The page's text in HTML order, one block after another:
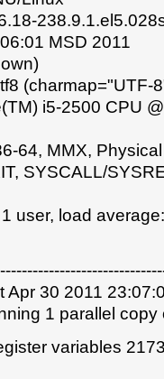
MSD 2011
(charmap="UTF-
i5-2500 CPU
64, MMX,
SYSCALL/
user, load
Apr 30 2011
1 parallel copy
variables